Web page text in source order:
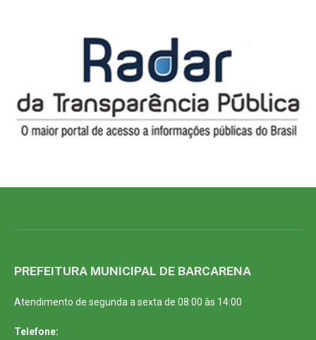
PREFEITURA MUNICIPAL DE BARCARENA
Atendimento de segunda a sexta de 08:00 às 14:00
Telefone: